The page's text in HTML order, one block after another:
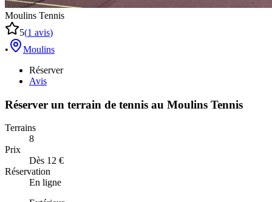
Moulins Tennis
5(1 avis)
•
Moulins
Réserver
Avis
Réserver un terrain de tennis au Moulins Tennis
Terrains
8
Prix
Dès 12 €
Réservation
En ligne